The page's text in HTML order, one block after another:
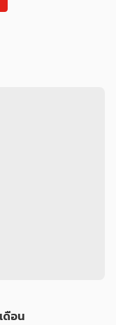
ดือน